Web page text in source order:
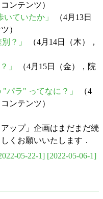
ンテンツ）
いていたか」
（4月13日
）
？」
（4月14日（木），
」
（4月15日（金），院
パラ" ってなに？」
（4
ンテンツ）
ップ」企画はまだまだ続
くお願いいたします．
05-22-1] [2022-05-06-1]